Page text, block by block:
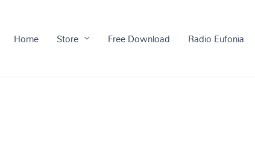
Home Store Free Download Radio Eufonia